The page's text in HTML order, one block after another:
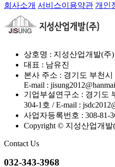
회사소개 서비스이용약관 개인
상호명 : 지성산업개발(주)
대표 : 남유진
본사 주소 : 경기도 부천
E-mail :
기업부설연구소 : 경기도
304-1호 / E-mail :
사업자등록번호 : 308-81-
Copyright © 지성산업개발
Contact Us
032-343-3968